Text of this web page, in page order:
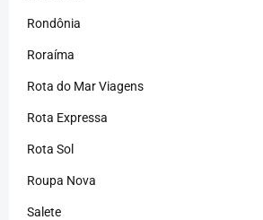
Rondônia
Roraíma
Rota do Mar Viagens
Rota Expressa
Rota Sol
Roupa Nova
Salete